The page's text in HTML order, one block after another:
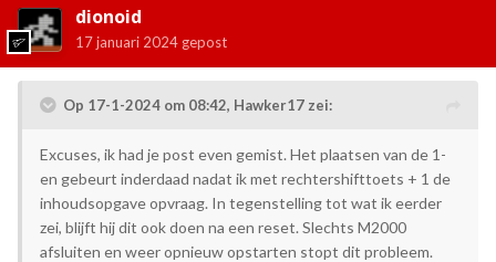
dionoid
17 januari 2024 gepost
Op 17-1-2024 om 08:42, Hawker17 zei:
Excuses, ik had je post even gemist. Het plaatsen van de 1-
en gebeurt inderdaad nadat ik met rechtershifttoets + 1 de
inhoudsopgave opvraag. In tegenstelling tot wat ik eerder
zei, blijft hij dit ook doen na een reset. Slechts M2000
afsluiten en weer opnieuw opstarten stopt dit probleem.